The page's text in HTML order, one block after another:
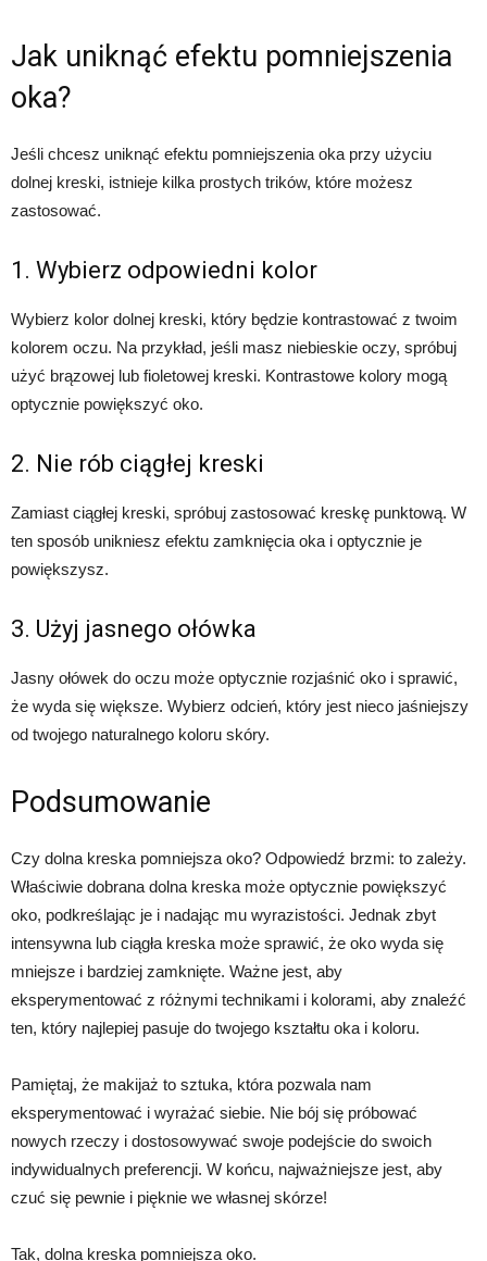
Jak uniknąć efektu pomniejszenia
oka?
Jeśli chcesz uniknąć efektu pomniejszenia oka przy użyciu
dolnej kreski, istnieje kilka prostych trików, które możesz
zastosować.
1. Wybierz odpowiedni kolor
Wybierz kolor dolnej kreski, który będzie kontrastować z twoim
kolorem oczu. Na przykład, jeśli masz niebieskie oczy, spróbuj
użyć brązowej lub fioletowej kreski. Kontrastowe kolory mogą
optycznie powiększyć oko.
2. Nie rób ciągłej kreski
Zamiast ciągłej kreski, spróbuj zastosować kreskę punktową. W
ten sposób unikniesz efektu zamknięcia oka i optycznie je
powiększysz.
3. Użyj jasnego ołówka
Jasny ołówek do oczu może optycznie rozjaśnić oko i sprawić,
że wyda się większe. Wybierz odcień, który jest nieco jaśniejszy
od twojego naturalnego koloru skóry.
Podsumowanie
Czy dolna kreska pomniejsza oko? Odpowiedź brzmi: to zależy.
Właściwie dobrana dolna kreska może optycznie powiększyć
oko, podkreślając je i nadając mu wyrazistości. Jednak zbyt
intensywna lub ciągła kreska może sprawić, że oko wyda się
mniejsze i bardziej zamknięte. Ważne jest, aby
eksperymentować z różnymi technikami i kolorami, aby znaleźć
ten, który najlepiej pasuje do twojego kształtu oka i koloru.
Pamiętaj, że makijaż to sztuka, która pozwala nam
eksperymentować i wyrażać siebie. Nie bój się próbować
nowych rzeczy i dostosowywać swoje podejście do swoich
indywidualnych preferencji. W końcu, najważniejsze jest, aby
czuć się pewnie i pięknie we własnej skórze!
Tak, dolna kreska pomniejsza oko.